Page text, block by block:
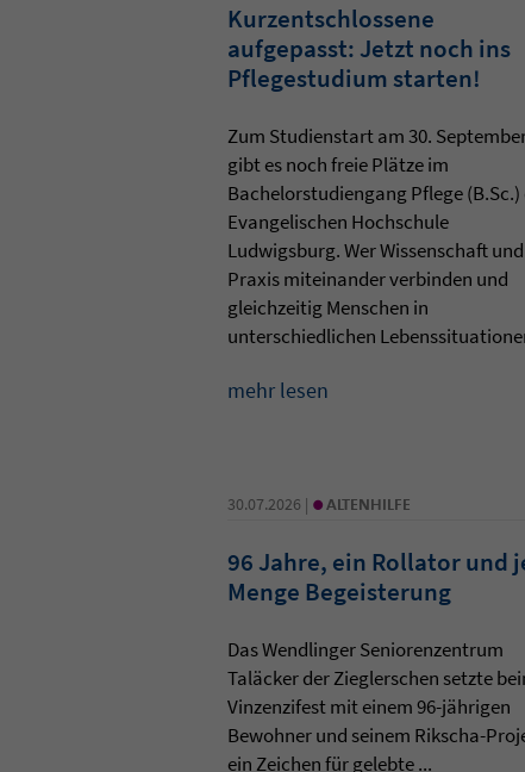
Kurzentschlossene
aufgepasst: Jetzt noch ins
Pflegestudium starten!
Zum Studienstart am 30.
gibt es noch freie Plätze im
Bachelorstudiengang Pflege (B.Sc.)
Evangelischen Hochschule
Ludwigsburg. Wer Wissenschaft und
Praxis miteinander verbinden und
gleichzeitig Menschen in
unterschiedlichen
mehr lesen
30.07.2026 | • ALTENHILFE
96 Jahre, ein Rollator und
Menge Begeisterung
Das Wendlinger Seniorenzentrum
Taläcker der Zieglerschen setzte
Vinzenzifest mit einem 96-jährigen
Bewohner und seinem Rikscha-
ein Zeichen für gelebte ...